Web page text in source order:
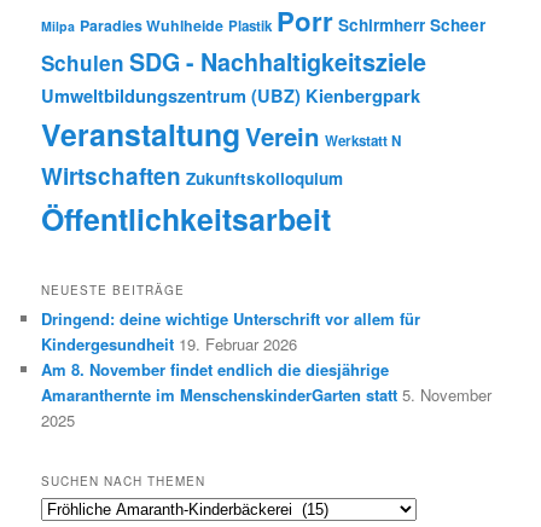
Milpa Paradies Wuhlheide Plastik Porr Schirmherr Scheer
Schulen SDG - Nachhaltigkeitsziele
Umweltbildungszentrum (UBZ) Kienbergpark
VeranstaltungVerein Werkstatt N
Wirtschaften Zukunftskolloquium
Öffentlichkeitsarbeit
NEUESTE BEITRÄGE
Dringend: deine wichtige Unterschrift vor allem für
Kindergesundheit 19. Februar 2026
Am 8. November findet endlich die diesjährige
Amaranthernte im MenschenskinderGarten statt 5. November
2025
SUCHEN NACH THEMEN
Suchen